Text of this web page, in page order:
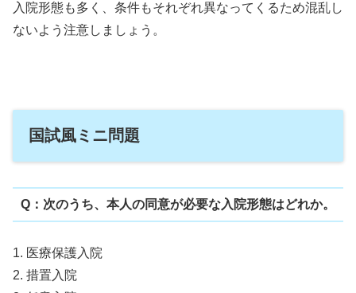
入院形態も多く、条件もそれぞれ異なってくるため混乱し
ないよう注意しましょう。
国試風ミニ問題
Q：次のうち、本人の同意が必要な入院形態はどれか。
1. 医療保護入院
2. 措置入院